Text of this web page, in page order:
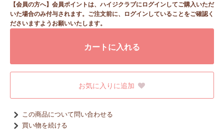
【会員の方へ】会員ポイントは、ハイジクラブにログインしてご購入いただ
いた場合のみ付与されます。ご注文前に、ログインしていることをご確認く
ださいますようお願いいたします。
カートに入れる
お気に入りに追加
この商品について問い合わせる
買い物を続ける